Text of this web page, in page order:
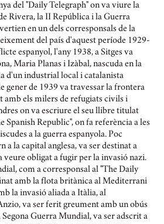
del "Daily Telegraph" on va viure la
Rivera, la II República i la Guerra
en un dels corresponsals de la
del país d'aquest període 1929-
espanyol, l'any 1938, a Sitges va
Maria Planas i Izàbal, nascuda en la
d'un industrial local i catalanista
gener de 1939 va travessar la frontera
amb els milers de refugiats civils i
on va escriure el seu llibre titulat
Spanish Republic", on fa referència a les
a la guerra espanyola. Poc
a la capital anglesa, va ser destinat a
veure obligat a fugir per la invasió nazi.
com a corresponsal al "The Daily
amb la flota britànica al Mediterrani
la invasió aliada a Itàlia, al
va ser ferit greument amb un obús
Segona Guerra Mundial, va ser adscrit a